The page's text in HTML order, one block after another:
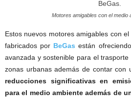
Motores amigables con el medio
Estos nuevos motores amigables con
fabricados por BeGas están
avanzada y sostenible para el
zonas urbanas además de contar con
reducciones significativas en
para el medio ambiente además de